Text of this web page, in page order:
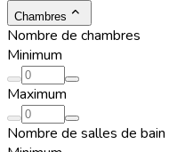
Chambres
Nombre de chambres
Minimum
Maximum
Nombre de salles de bain